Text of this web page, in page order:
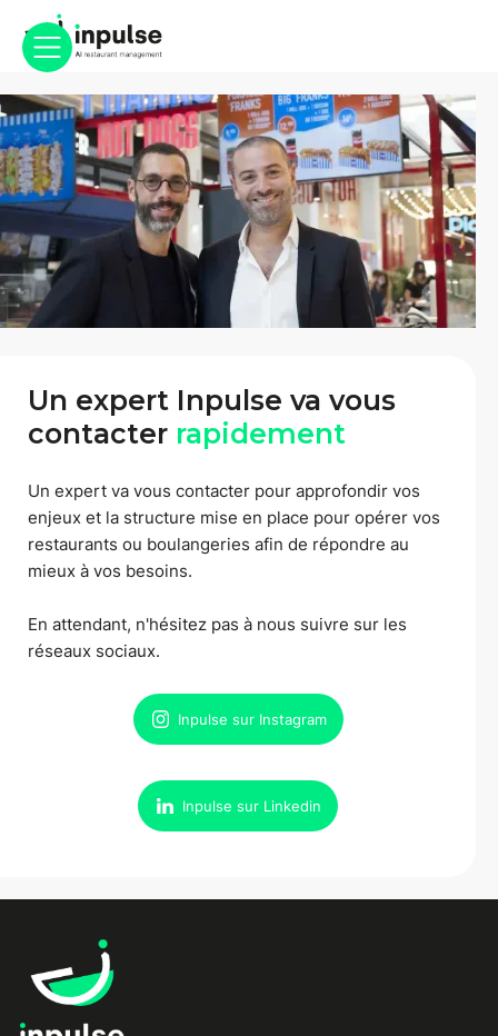
Un expert Inpulse va vous
contacter rapidement
Un expert va vous contacter pour approfondir vos
enjeux et la structure mise en place pour opérer vos
restaurants ou boulangeries afin de répondre au
mieux à vos besoins.
En attendant, n'hésitez pas à nous suivre sur les
réseaux sociaux.
Inpulse sur Instagram
Inpulse sur Linkedin